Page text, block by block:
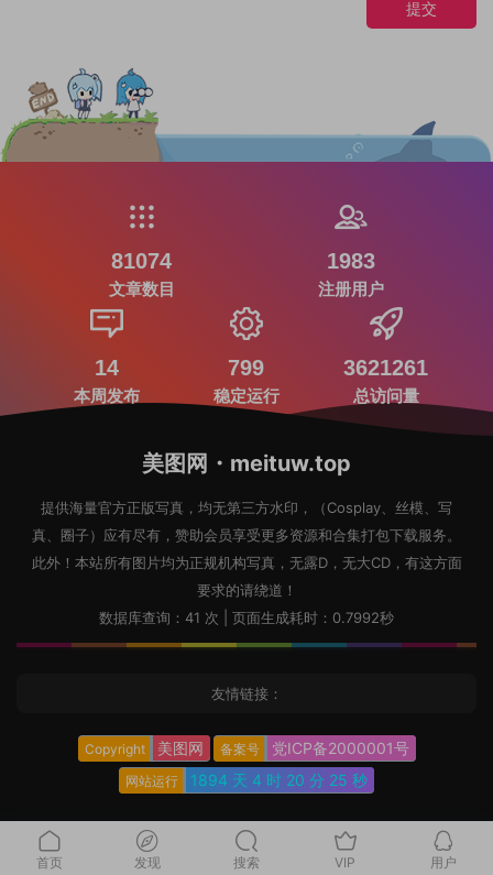
提交
81074
文章数目
1983
注册用户
14
本周发布
799
稳定运行
3621261
总访问量
美图网・meituw.top
提供海量官方正版写真，均无第三方水印，（Cosplay、丝模、写
真、圈子）应有尽有，赞助会员享受更多资源和合集打包下载服务。
此外！本站所有图片均为正规机构写真，无露D，无大CD，有这方面
要求的请绕道！
数据库查询：41 次 | 页面生成耗时：0.7992秒
友情链接：
Copyright 美图网 备案号 党ICP备2000001号
网站运行 1894 天 4 时 20 分 26 秒
首页 发现 搜索 VIP 用户